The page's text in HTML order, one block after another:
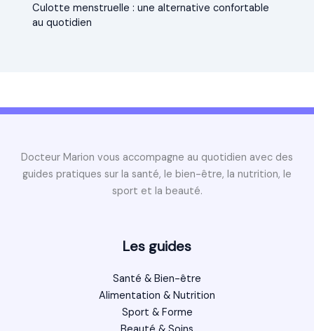
Culotte menstruelle : une alternative confortable
au quotidien
Docteur Marion vous accompagne au quotidien avec des
guides pratiques sur la santé, le bien-être, la nutrition, le
sport et la beauté.
Les guides
Santé & Bien-être
Alimentation & Nutrition
Sport & Forme